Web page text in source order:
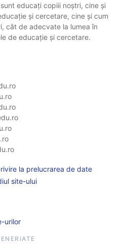
educați copiii noștri, cine și
și cercetare, cine și cum
cât de adecvate la lumea în
de educație și cercetare.
la prelucrarea de date
site-ului
urilor